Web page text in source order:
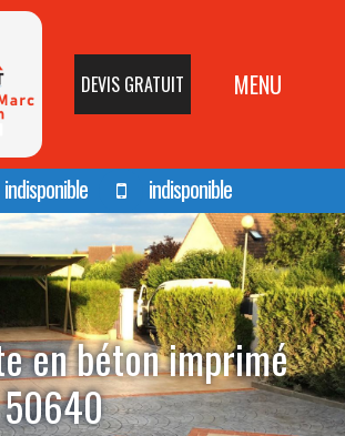
DEVIS GRATUIT MENU
indisponible indisponible
en béton imprimé